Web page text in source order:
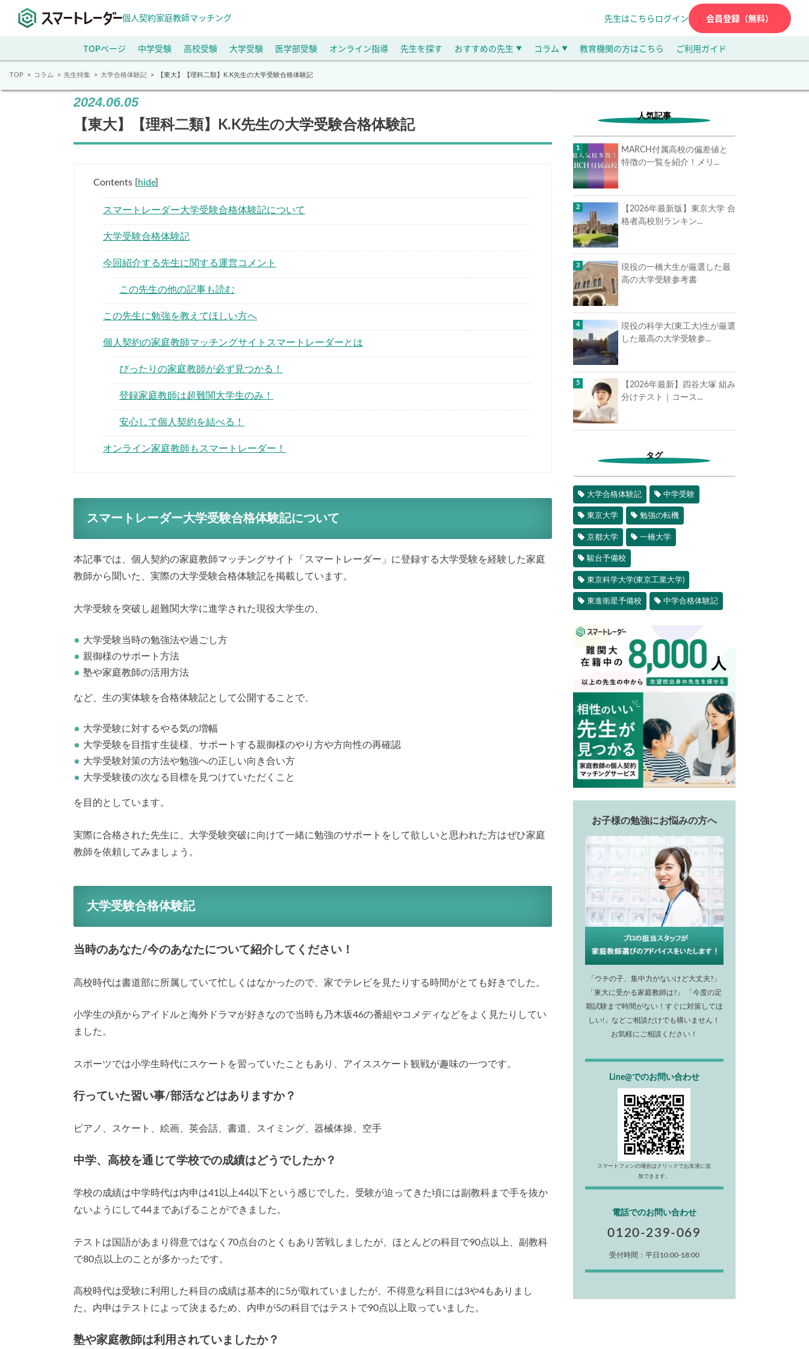
個人契約家庭教師マッチング 先生はこちら ログイン 会員登録（無料）
TOPページ 中学受験 高校受験 大学受験 医学部受験 オンライン指導 先生を探す おすすめの先生 ▼ コラム ▼ 教育機関の方はこちら ご利用ガイド
TOP コラム 先生特集 大学合格体験記 【東大】【理科二類】K.K先生の大学受験合格体験記
2024.06.05
【東大】【理科二類】K.K先生の大学受験合格体験記
Contents [hide]
スマートレーダー大学受験合格体験記について
大学受験合格体験記
今回紹介する先生に関する運営コメント
この先生の他の記事も読む
この先生に勉強を教えてほしい方へ
個人契約の家庭教師マッチングサイトスマートレーダーとは
ぴったりの家庭教師が必ず見つかる！
登録家庭教師は超難関大学生のみ！
安心して個人契約を結べる！
オンライン家庭教師もスマートレーダー！
スマートレーダー大学受験合格体験記について
本記事では、個人契約の家庭教師マッチングサイト「スマートレーダー」に登録する大学受験を経験した家庭
教師から聞いた、実際の大学受験合格体験記を掲載しています。
大学受験を突破し超難関大学に進学された現役大学生の、
大学受験当時の勉強法や過ごし方
親御様のサポート方法
塾や家庭教師の活用方法
など、生の実体験を合格体験記として公開することで、
大学受験に対するやる気の増幅
大学受験を目指す生徒様、サポートする親御様のやり方や方向性の再確認
大学受験対策の方法や勉強への正しい向き合い方
大学受験後の次なる目標を見つけていただくこと
を目的としています。
実際に合格された先生に、大学受験突破に向けて一緒に勉強のサポートをして欲しいと思われた方はぜひ家庭
教師を依頼してみましょう。
大学受験合格体験記
当時のあなた/今のあなたについて紹介してください！
高校時代は書道部に所属していて忙しくはなかったので、家でテレビを見たりする時間がとても好きでした。
小学生の頃からアイドルと海外ドラマが好きなので当時も乃木坂46の番組やコメディなどをよく見たりしてい
ました。
スポーツでは小学生時代にスケートを習っていたこともあり、アイススケート観戦が趣味の一つです。
行っていた習い事/部活などはありますか？
ピアノ、スケート、絵画、英会話、書道、スイミング、器械体操、空手
中学、高校を通じて学校での成績はどうでしたか？
学校の成績は中学時代は内申は41以上44以下という感じでした。受験が迫ってきた頃には副教科まで手を抜か
ないようにして44まであげることができました。
テストは国語があまり得意ではなく70点台のとくもあり苦戦しましたが、ほとんどの科目で90点以上、副教科
で80点以上のことが多かったです。
高校時代は受験に利用した科目の成績は基本的に5が取れていましたが、不得意な科目には3や4もありまし
た。内申はテストによって決まるため、内申が5の科目ではテストで90点以上取っていました。
塾や家庭教師は利用されていましたか？
人気記事
MARCH付属高校の偏差値と
特徴の一覧を紹介！メリ...
【2026年最新版】東京大学 合
格者高校別ランキン...
現役の一橋大生が厳選した最
高の大学受験参考書
現役の科学大(東工大)生が厳選
した最高の大学受験参...
【2026年最新】四谷大塚 組み
分けテスト｜コース...
タグ
大学合格体験記 中学受験
東京大学 勉強の転機
京都大学 一橋大学
駿台予備校
東京科学大学(東京工業大学)
東進衛星予備校 中学合格体験記
お子様の勉強にお悩みの方へ
「ウチの子、集中力がないけど大丈夫?」
「東大に受かる家庭教師は?」 「今度の定
期試験まで時間がない！すぐに対策してほ
しい!」などご相談だけでも構いません！
お気軽にご相談ください！
Line@でのお問い合わせ
スマートフォンの場合はクリックでお友達に追
加できます。
電話でのお問い合わせ
0120-239-069
受付時間：平日10:00-18:00